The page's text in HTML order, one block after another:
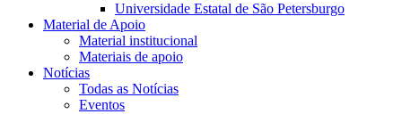
Universidade Estatal de São Petersburgo
Material de Apoio
Material institucional
Materiais de apoio
Notícias
Todas as Notícias
Eventos